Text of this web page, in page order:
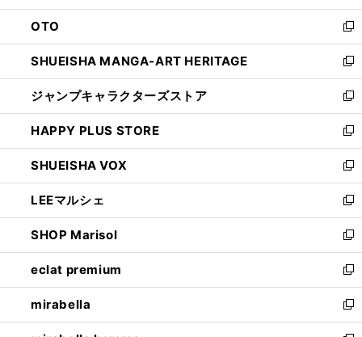
ウ
で
開
く
ン
ド
ウ
で
開
く
OTO
新
し
い
ウ
ィ
ン
ド
ウ
で
開
く
SHUEISHA MANGA-ART HERITAGE
新
し
い
ウ
ィ
ン
ド
ウ
で
開
く
ジャンプキャラクターズストア
新
し
い
ウ
ィ
ン
ド
ウ
で
開
く
HAPPY PLUS STORE
新
し
い
ウ
ィ
ン
ド
ウ
で
開
く
SHUEISHA VOX
新
し
い
ウ
ィ
ン
ド
ウ
で
開
LEEマルシェ
新
し
い
ウ
ィ
ン
ド
ウ
SHOP Marisol
新
し
い
ウ
ィ
ン
eclat premium
新
し
い
ウ
mirabella
新
し